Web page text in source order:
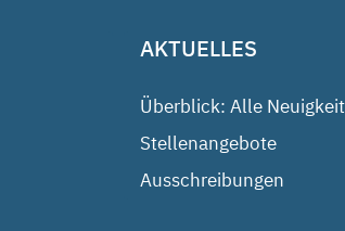
AKTUELLES
Überblick: Alle
Stellenangebote
Ausschreibungen